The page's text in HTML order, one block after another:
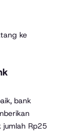
ke
bank
Rp25